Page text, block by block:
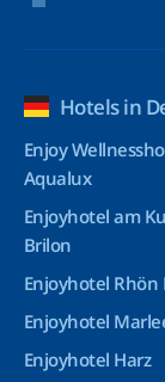
Hotels in
Enjoy
Aqualux
Enjoyhotel am
Brilon
Enjoyhotel Rhön
Enjoyhotel
Enjoyhotel Harz